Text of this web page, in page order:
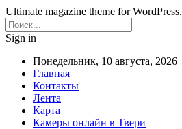
Ultimate magazine theme for WordPress.
Sign in
Понедельник, 10 августа, 2026
Главная
Контакты
Лента
Карта
Камеры онлайн в Твери